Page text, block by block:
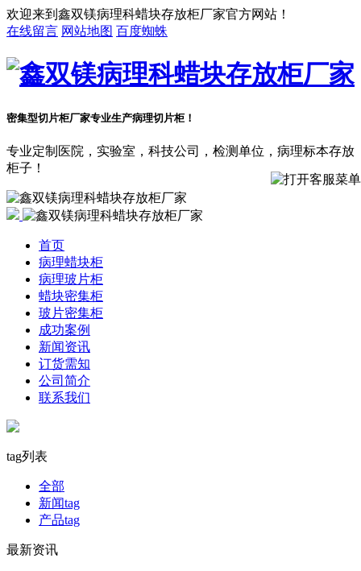
欢迎来到鑫双镁病理科蜡块存放柜厂家官方网站！
在线留言 网站地图 百度蜘蛛
密集型切片柜厂家专业生产病理切片柜！
专业定制医院，实验室，科技公司，检测单位，病理标本存放
柜子！
首页
病理蜡块柜
病理玻片柜
蜡块密集柜
玻片密集柜
成功案例
新闻资讯
订货需知
公司简介
联系我们
tag列表
全部
新闻tag
产品tag
最新资讯